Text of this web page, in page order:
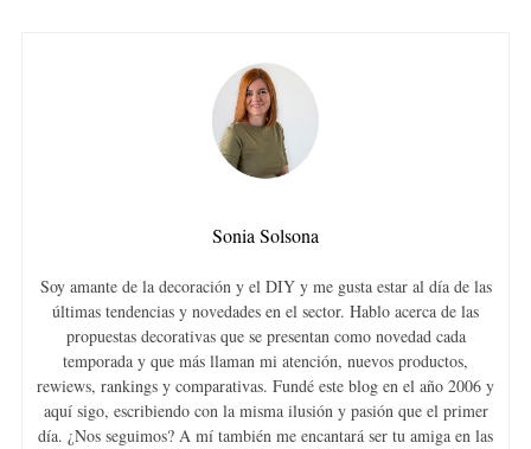
Sonia Solsona
Soy amante de la decoración y el DIY y me gusta estar al día de las
últimas tendencias y novedades en el sector. Hablo acerca de las
propuestas decorativas que se presentan como novedad cada
temporada y que más llaman mi atención, nuevos productos,
rewiews, rankings y comparativas. Fundé este blog en el año 2006 y
aquí sigo, escribiendo con la misma ilusión y pasión que el primer
día. ¿Nos seguimos? A mí también me encantará ser tu amiga en las